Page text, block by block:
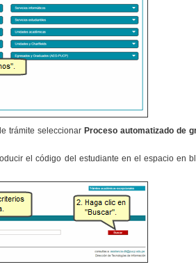
trámite seleccionar Proceso automatizado de
el código del estudiante en el espacio en